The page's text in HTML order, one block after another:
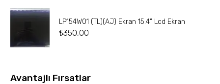
LP154W01 (TL)(AJ) Ekran 15.4” Lcd Ekran
₺350,00
Avantajlı Fırsatlar